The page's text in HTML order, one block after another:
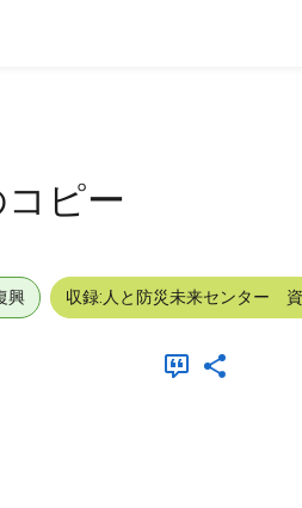
ピー
興 収録:人と防災未来センター